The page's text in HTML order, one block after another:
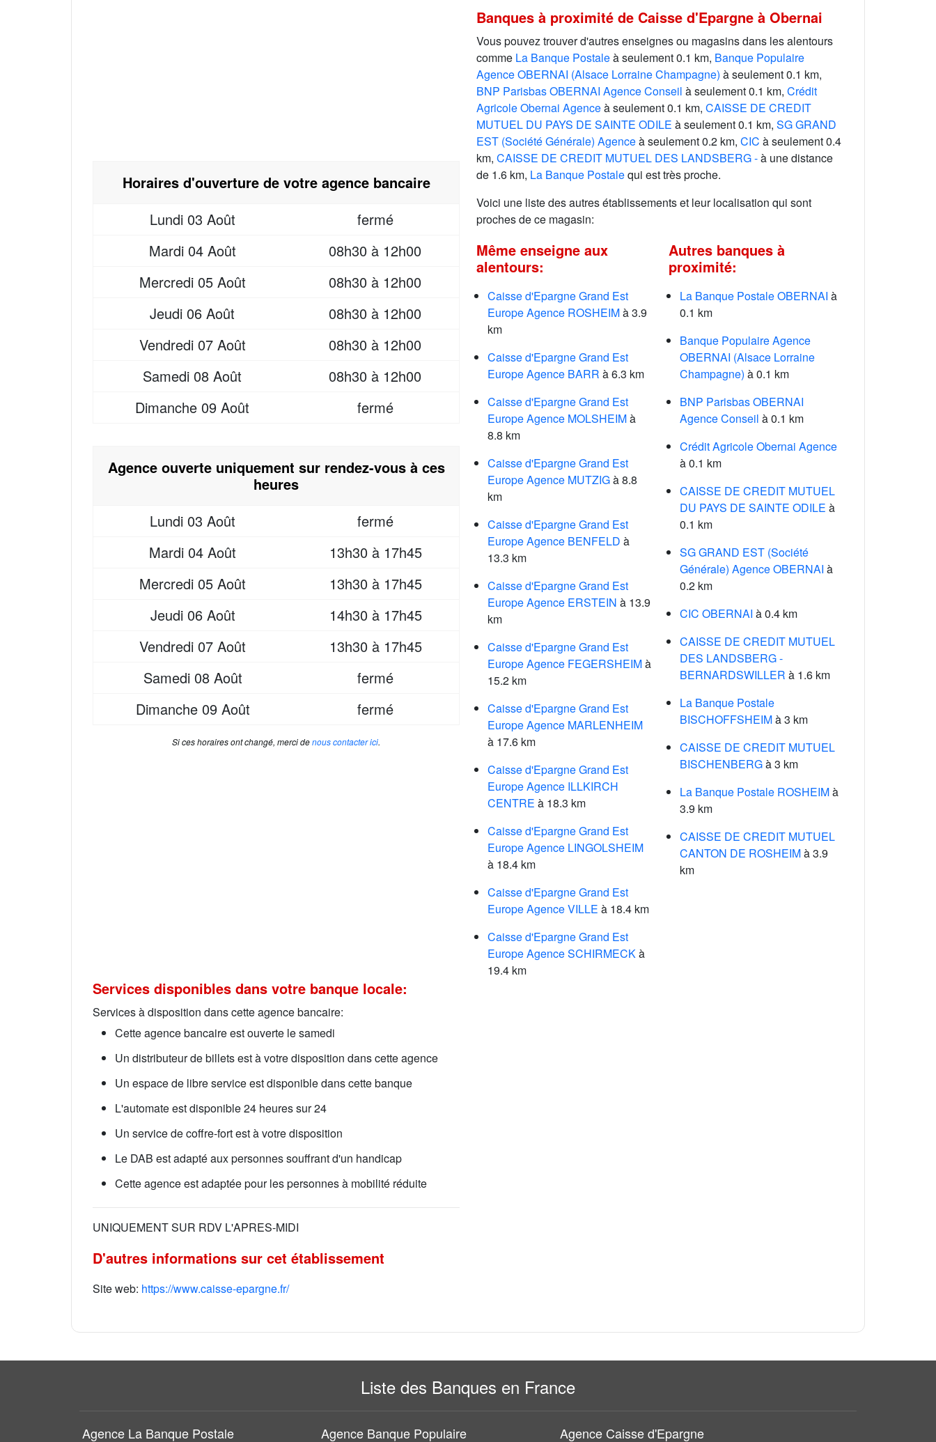
Horaires d'ouverture de votre agence bancaire
Lundi 03 Août
fermé
Mardi 04 Août
08h30 à 12h00
Mercredi 05 Août
08h30 à 12h00
Jeudi 06 Août
08h30 à 12h00
Vendredi 07 Août
08h30 à 12h00
Samedi 08 Août
08h30 à 12h00
Dimanche 09 Août fermé
Agence ouverte uniquement sur rendez-vous à ces
heures
Lundi 03 Août
fermé
Mardi 04 Août
13h30 à 17h45
Mercredi 05 Août
13h30 à 17h45
Jeudi 06 Août
14h30 à 17h45
Vendredi 07 Août
13h30 à 17h45
Samedi 08 Août
fermé
Dimanche 09 Août fermé
Si ces horaires ont changé, merci denous contacter ici.
Services disponibles dans votre banque locale:
Services à disposition dans cette agence bancaire:
Cette agence bancaire est ouverte le samedi
Un distributeur de billets est à votre disposition dans cette agence
Un espace de libre service est disponible dans cette banque
L'automate est disponible 24 heures sur 24
Un service de coffre-fort est à votre disposition
Le DAB est adapté aux personnes souffrant d'un handicap
Cette agence est adaptée pour les personnes à mobilité réduite
UNIQUEMENT SUR RDV L'APRES-MIDI
D'autres informations sur cet établissement
Site web: https://www.caisse-epargne.fr/
Banques à proximité de Caisse d'Epargne à Obernai
Vous pouvez trouver d'autres enseignes ou magasins dans les alentours
comme La Banque Postaleà seulement 0.1 km, Banque Populaire
Agence OBERNAI (Alsace Lorraine Champagne) à seulement 0.1 km,
BNP Parisbas OBERNAI Agence Conseil à seulement 0.1 km, Crédit
Agricole Obernai Agenceà seulement 0.1 km, CAISSE DE CREDIT
MUTUEL DU PAYS DE SAINTE ODILE à seulement 0.1 km, SG GRAND
EST (Société Générale) Agenceà seulement 0.2 km, CIC à seulement 0.4
km, CAISSE DE CREDIT MUTUEL DES LANDSBERG -à une distance
de 1.6 km, La Banque Postalequi est très proche.
Voici une liste des autres établissements et leur localisation qui sont
proches de ce magasin:
Même enseigne aux
alentours:
Caisse d'Epargne Grand Est
Europe Agence ROSHEIMà 3.9
km
Caisse d'Epargne Grand Est
Europe Agence BARR à 6.3 km
Caisse d'Epargne Grand Est
Europe Agence MOLSHEIMà
8.8 km
Caisse d'Epargne Grand Est
Europe Agence MUTZIGà 8.8
km
Caisse d'Epargne Grand Est
Europe Agence BENFELD à
13.3 km
Caisse d'Epargne Grand Est
Europe Agence ERSTEIN à 13.9
km
Caisse d'Epargne Grand Est
Europe Agence FEGERSHEIMà
15.2 km
Caisse d'Epargne Grand Est
Europe Agence MARLENHEIM
à 17.6 km
Caisse d'Epargne Grand Est
Europe Agence ILLKIRCH
CENTRE à 18.3 km
Caisse d'Epargne Grand Est
Europe Agence LINGOLSHEIM
à 18.4 km
Caisse d'Epargne Grand Est
Europe Agence VILLE à 18.4 km
Caisse d'Epargne Grand Est
Europe Agence SCHIRMECKà
19.4 km
Autres banques à
proximité:
La Banque Postale OBERNAI à
0.1 km
Banque Populaire Agence
OBERNAI (Alsace Lorraine
Champagne) à 0.1 km
BNP Parisbas OBERNAI
Agence Conseil à 0.1 km
Crédit Agricole Obernai Agence
à 0.1 km
CAISSE DE CREDIT MUTUEL
DU PAYS DE SAINTE ODILE à
0.1 km
SG GRAND EST (Société
Générale) Agence OBERNAI à
0.2 km
CIC OBERNAI à 0.4 km
CAISSE DE CREDIT MUTUEL
DES LANDSBERG -
BERNARDSWILLER à 1.6 km
La Banque Postale
BISCHOFFSHEIMà 3 km
CAISSE DE CREDIT MUTUEL
BISCHENBERGà 3 km
La Banque Postale ROSHEIMà
3.9 km
CAISSE DE CREDIT MUTUEL
CANTON DE ROSHEIMà 3.9
km
Liste des Banques en France
Agence La Banque Postale Agence Banque Populaire Agence Caisse d'Epargne